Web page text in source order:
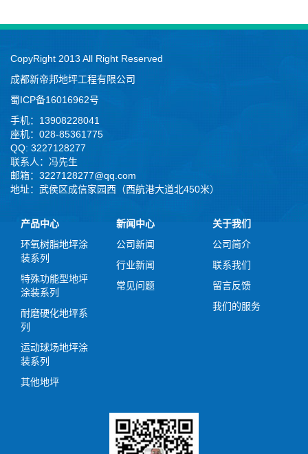
CopyRight 2013 All Right Reserved
成都新帝邦地坪工程有限公司
蜀ICP备16016962号
手机：13908228041
座机：028-85361775
QQ: 3227128277
联系人：冯先生
邮箱：3227128277@qq.com
地址：武侯区成信家园西（西航港大道北450米）
产品中心
环氧树脂地坪涂
装系列
特殊功能型地坪
涂装系列
耐磨硬化地坪系
列
运动球场地坪涂
装系列
其他地坪
新闻中心
公司新闻
行业新闻
常见问题
关于我们
公司简介
联系我们
留言反馈
我们的服务